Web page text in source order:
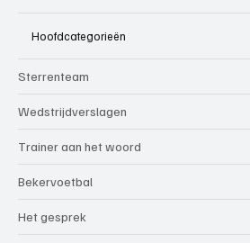
Hoofdcategorieën
Sterrenteam
Wedstrijdverslagen
Trainer aan het woord
Bekervoetbal
Het gesprek